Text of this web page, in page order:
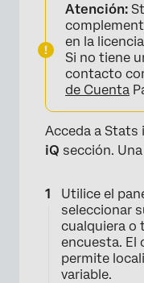
Atención:
en la
Si no tiene
contacto
de Cuenta
Acceda a Stats
iQ sección. Una
Utilice el
seleccionar
cualquiera o
encuesta. El
permite
variable.